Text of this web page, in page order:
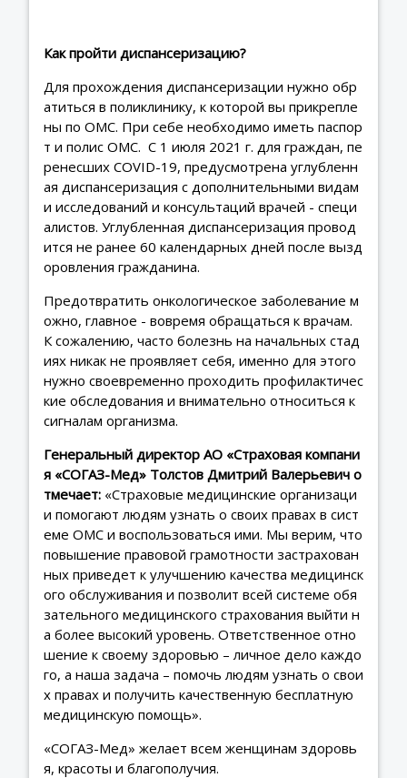
Как пройти диспансеризацию?
Для прохождения диспансеризации нужно обр
атиться в поликлинику, к которой вы прикрепле
ны по ОМС. При себе необходимо иметь паспор
т и полис ОМС. С 1 июля 2021 г. для граждан, пе
ренесших COVID-19, предусмотрена углубленн
ая диспансеризация с дополнительными видам
и исследований и консультаций врачей - специ
алистов. Углубленная диспансеризация провод
ится не ранее 60 календарных дней после вызд
оровления гражданина.
Предотвратить онкологическое заболевание м
ожно, главное - вовремя обращаться к врачам.
К сожалению, часто болезнь на начальных стад
иях никак не проявляет себя, именно для этого
нужно своевременно проходить профилактичес
кие обследования и внимательно относиться к
сигналам организма.
Генеральный директор АО «Страховая компани
я «СОГАЗ-Мед» Толстов Дмитрий Валерьевич о
тмечает: «Страховые медицинские организаци
и помогают людям узнать о своих правах в сист
еме ОМС и воспользоваться ими. Мы верим, что
повышение правовой грамотности застрахован
ных приведет к улучшению качества медицинск
ого обслуживания и позволит всей системе обя
зательного медицинского страхования выйти н
а более высокий уровень. Ответственное отно
шение к своему здоровью – личное дело каждо
го, а наша задача – помочь людям узнать о свои
х правах и получить качественную бесплатную
медицинскую помощь».
«СОГАЗ-Мед» желает всем женщинам здоровь
я, красоты и благополучия.